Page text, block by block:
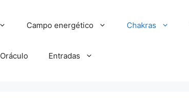
Campo energético Chakras
Oráculo Entradas